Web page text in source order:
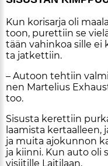
Kun ko­ri­sar­ja oli
toon, pu­ret­tiin se
tään va­hin­koa sil­le
ta jat­ket­tiin.
– Au­toon teh­tiin
nen Mar­te­lius
too.
Si­sus­ta ke­ret­tiin
laa­mis­ta
ja mui­ta ajo­kun­non
ja kiin­ni. Kun au­to oli
vi­sii­til­le Lai­ti­laan.